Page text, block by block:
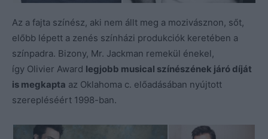
Az a fajta színész, aki nem állt meg a mozivásznon, sőt,
előbb lépett a zenés színházi produkciók keretében a
színpadra. Bizony, Mr. Jackman remekül énekel,
így Olivier Award legjobb musical színészének járó díját
is megkapta az Oklahoma c. előadásában nyújtott
szerepléséért 1998-ban.